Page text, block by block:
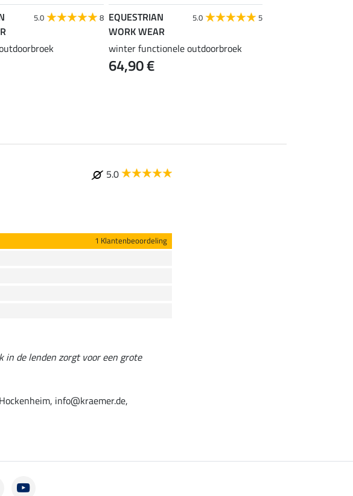
5.0 8 EQUESTRIAN
WORK WEAR
5.0 5
winter functionele outdoorbroek
64,90 €
5.0
1 Klantenbeoordeling
in de lenden zorgt voor een grote
info@kraemer.de,